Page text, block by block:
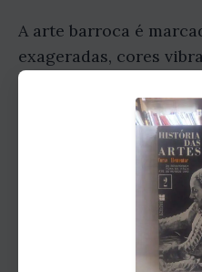
A arte barroca é
exageradas, cores
intrincados. As igrejas
as esculturas são
famosos da arte
O Neoclassicismo foi
que surgiu no final do
século XIX. Os artistas